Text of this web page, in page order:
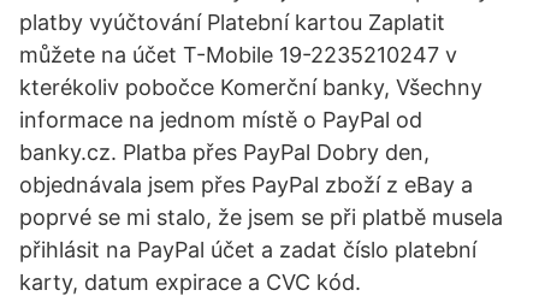
platby vyúčtování Platební kartou Zaplatit
můžete na účet T-Mobile 19-2235210247 v
kterékoliv pobočce Komerční banky, Všechny
informace na jednom místě o PayPal od
banky.cz. Platba přes PayPal Dobry den,
objednávala jsem přes PayPal zboží z eBay a
poprvé se mi stalo, že jsem se při platbě musela
přihlásit na PayPal účet a zadat číslo platební
karty, datum expirace a CVC kód.